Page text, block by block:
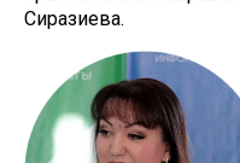
Сиразиева.